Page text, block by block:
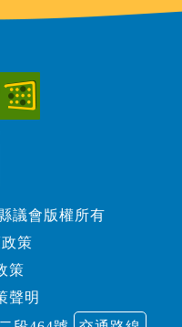
議會版權所有
策
策
聲明